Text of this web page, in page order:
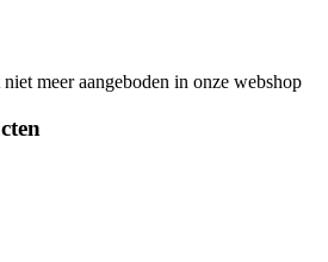
meer aangeboden in onze webshop